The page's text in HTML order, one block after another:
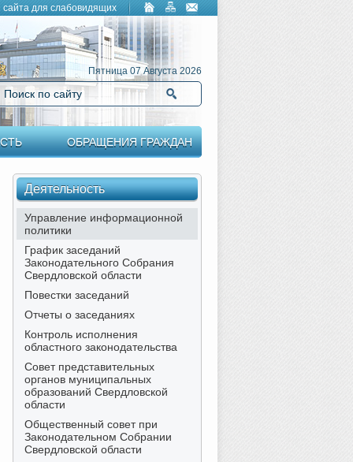
сайта для слабовидящих
Пятница 07 Августа 2026
Поиск по сайту
ОБРАЩЕНИЯ ГРАЖДАН
Деятельность
Управление информационной
политики
График заседаний
Законодательного Собрания
Свердловской области
Повестки заседаний
Отчеты о заседаниях
Контроль исполнения
областного законодательства
Совет представительных
органов муниципальных
образований Свердловской
области
Общественный совет при
Законодательном Собрании
Свердловской области